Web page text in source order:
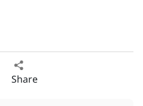
Share